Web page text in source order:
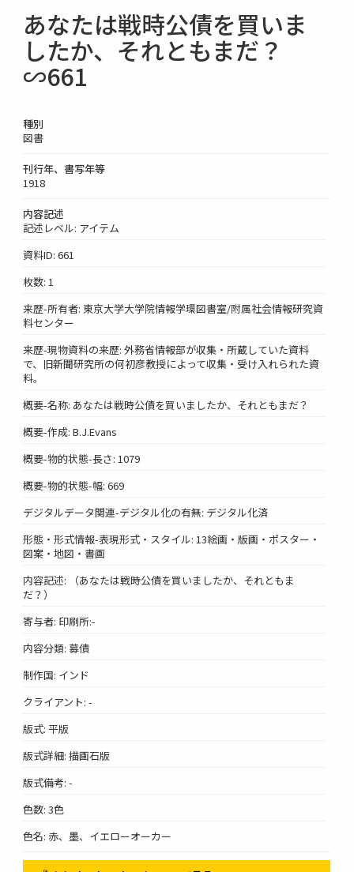
あなたは戦時公債を買いま
したか、それともまだ？
∽661
種別
図書
刊行年、書写年等
1918
内容記述
記述レベル: アイテム
資料ID: 661
枚数: 1
来歴-所有者: 東京大学大学院情報学環図書室/附属社会情報研究資
料センター
来歴-現物資料の来歴: 外務省情報部が収集・所蔵していた資料
で、旧新聞研究所の何初彦教授によって収集・受け入れられた資
料。
概要-名称: あなたは戦時公債を買いましたか、それともまだ？
概要-作成: B.J.Evans
概要-物的状態-長さ: 1079
概要-物的状態-幅: 669
デジタルデータ関連-デジタル化の有無: デジタル化済
形態・形式情報-表現形式・スタイル: 13絵画・版画・ポスター・
図案・地図・書画
内容記述: （あなたは戦時公債を買いましたか、それともま
だ？）
寄与者: 印刷所:-
内容分類: 募債
制作国: インド
クライアント: -
版式: 平版
版式詳細: 描画石版
版式備考: -
色数: 3色
色名: 赤、墨、イエローオーカー